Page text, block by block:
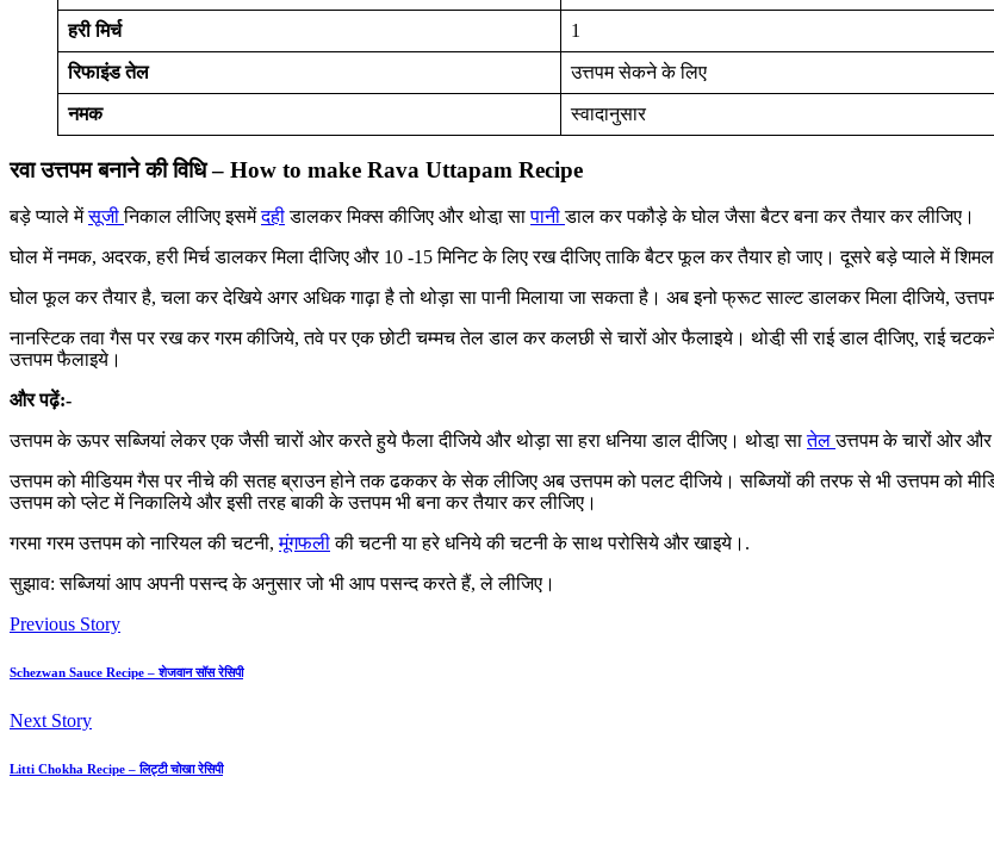
हरी मिर्च 1
रिफाइंड तेल उत्तपम सेकने के लिए
नमक स्वादानुसार
रवा उत्तपम बनाने की विधि – How to make Rava Uttapam Recipe
बड़े प्याले मेंसूजीनिकाल लीजिए इसमेंदहीडालकर मिक्स कीजिए और थोडा़ सापानीडाल कर पकौड़े के घोल जैसा बैटर बना कर तैयार कर लीजिए।
घोल में नमक, अदरक, हरी मिर्च डालकर मिला दीजिए और 10 -15 मिनिट के लिए रख दीजिए ताकि बैटर फूल कर तैयार हो जाए। दूसरे बड़े प्याले में
घोल फूल कर तैयार है, चला कर देखिये अगर अधिक गाढ़ा है तो थोड़ा सा पानी मिलाया जा सकता है। अब इनो फ्रूट साल्ट डालकर मिला दीजिये,
नानस्टिक तवा गैस पर रख कर गरम कीजिये, तवे पर एक छोटी चम्मच तेल डाल कर कलछी से चारों ओर फैलाइये। थोडी़ सी राई डाल दीजिए, राई
उत्तपम फैलाइये।
और पढ़ें:-
उत्तपम के ऊपर सब्जियां लेकर एक जैसी चारों ओर करते हुये फैला दीजिये और थोड़ा सा हरा धनिया डाल दीजिए। थोडा़ सातेलउत्तपम के चारों ओर और
उत्तपम को मीडियम गैस पर नीचे की सतह ब्राउन होने तक ढककर के सेक लीजिए अब उत्तपम को पलट दीजिये। सब्जियों की तरफ से भी उत्तपम को
उत्तपम को प्लेट में निकालिये और इसी तरह बाकी के उत्तपम भी बना कर तैयार कर लीजिए।
गरमा गरम उत्तपम को नारियल की चटनी,मूंगफलीकी चटनी या हरे धनिये की चटनी के साथ परोसिये और खाइये।.
सुझाव: सब्जियां आप अपनी पसन्द के अनुसार जो भी आप पसन्द करते हैं, ले लीजिए।
Previous Story
Schezwan Sauce Recipe – शेजवान सॉस रेसिपी
Next Story
Litti Chokha Recipe – लिट्टी चोखा रेसिपी